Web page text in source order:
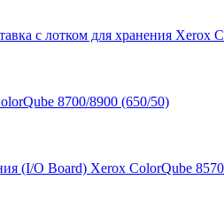
с лотком для хранения Xerox
8700/8900 (650/50)
(I/O Board) Xerox ColorQube